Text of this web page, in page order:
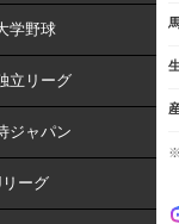
学野球
立リーグ
ジャパン
ーグ
※